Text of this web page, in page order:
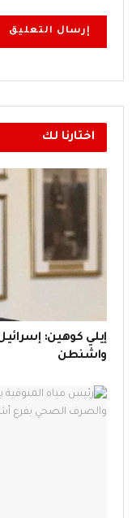
اختارنا لك
إيلي كوهين:
واشنطن